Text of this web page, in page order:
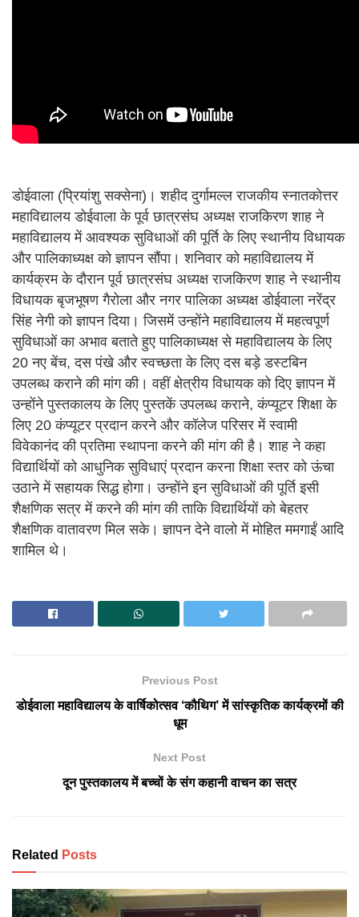
डोईवाला (प्रियांशु सक्सेना)। शहीद दुर्गामल्ल राजकीय स्नातकोत्तर
महाविद्यालय डोईवाला के पूर्व छात्रसंघ अध्यक्ष राजकिरण शाह ने
महाविद्यालय में आवश्यक सुविधाओं की पूर्ति के लिए स्थानीय विधायक
और पालिकाध्यक्ष को ज्ञापन सौंपा। शनिवार को महाविद्यालय में
कार्यक्रम के दौरान पूर्व छात्रसंघ अध्यक्ष राजकिरण शाह ने स्थानीय
विधायक बृजभूषण गैरोला और नगर पालिका अध्यक्ष डोईवाला नरेंद्र
सिंह नेगी को ज्ञापन दिया। जिसमें उन्होंने महाविद्यालय में महत्वपूर्ण
सुविधाओं का अभाव बताते हुए पालिकाध्यक्ष से महाविद्यालय के लिए
20 नए बेंच, दस पंखे और स्वच्छता के लिए दस बड़े डस्टबिन
उपलब्ध कराने की मांग की। वहीं क्षेत्रीय विधायक को दिए ज्ञापन में
उन्होंने पुस्तकालय के लिए पुस्तकें उपलब्ध कराने, कंप्यूटर शिक्षा के
लिए 20 कंप्यूटर प्रदान करने और कॉलेज परिसर में स्वामी
विवेकानंद की प्रतिमा स्थापना करने की मांग की है। शाह ने कहा
विद्यार्थियों को आधुनिक सुविधाएं प्रदान करना शिक्षा स्तर को ऊंचा
उठाने में सहायक सिद्ध होगा। उन्होंने इन सुविधाओं की पूर्ति इसी
शैक्षणिक सत्र में करने की मांग की ताकि विद्यार्थियों को बेहतर
शैक्षणिक वातावरण मिल सके। ज्ञापन देने वालो में मोहित ममगाईं आदि
शामिल थे।
Previous Post
डोईवाला महाविद्यालय के वार्षिकोत्सव ‘कौथिग’ में सांस्कृतिक कार्यक्रमों की
धूम
Next Post
दून पुस्तकालय में बच्चों के संग कहानी वाचन का सत्र
Related Posts